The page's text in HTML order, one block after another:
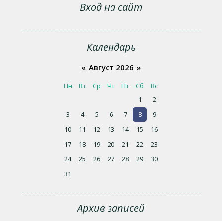
Вход на сайт
Календарь
« Август 2026 »
Пн Вт Ср Чт Пт Сб
Вс
1
2
3
4 5 6 7 8
9
10
11 12 13 14 15
16
17
18 19 20 21 22
23
24
25 26 27 28 29
30
31
Архив записей